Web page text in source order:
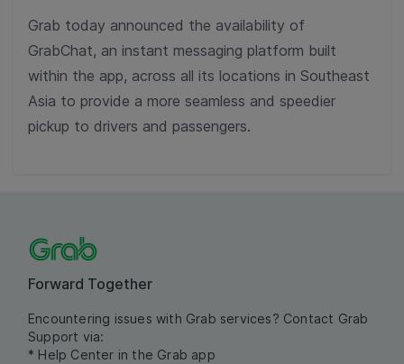
Grab today announced the availability of
GrabChat, an instant messaging platform built
within the app, across all its locations in Southeast
Asia to provide a more seamless and speedier
pickup to drivers and passengers.
Forward Together
Encountering issues with Grab services? Contact Grab
Support via:
* Help Center in the Grab app